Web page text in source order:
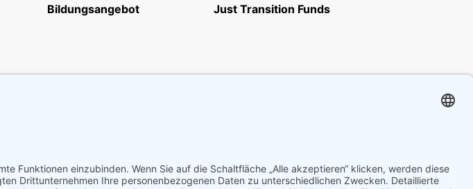
Bildungsangebot Just Transition Funds
Impressum Transparenzhinweis